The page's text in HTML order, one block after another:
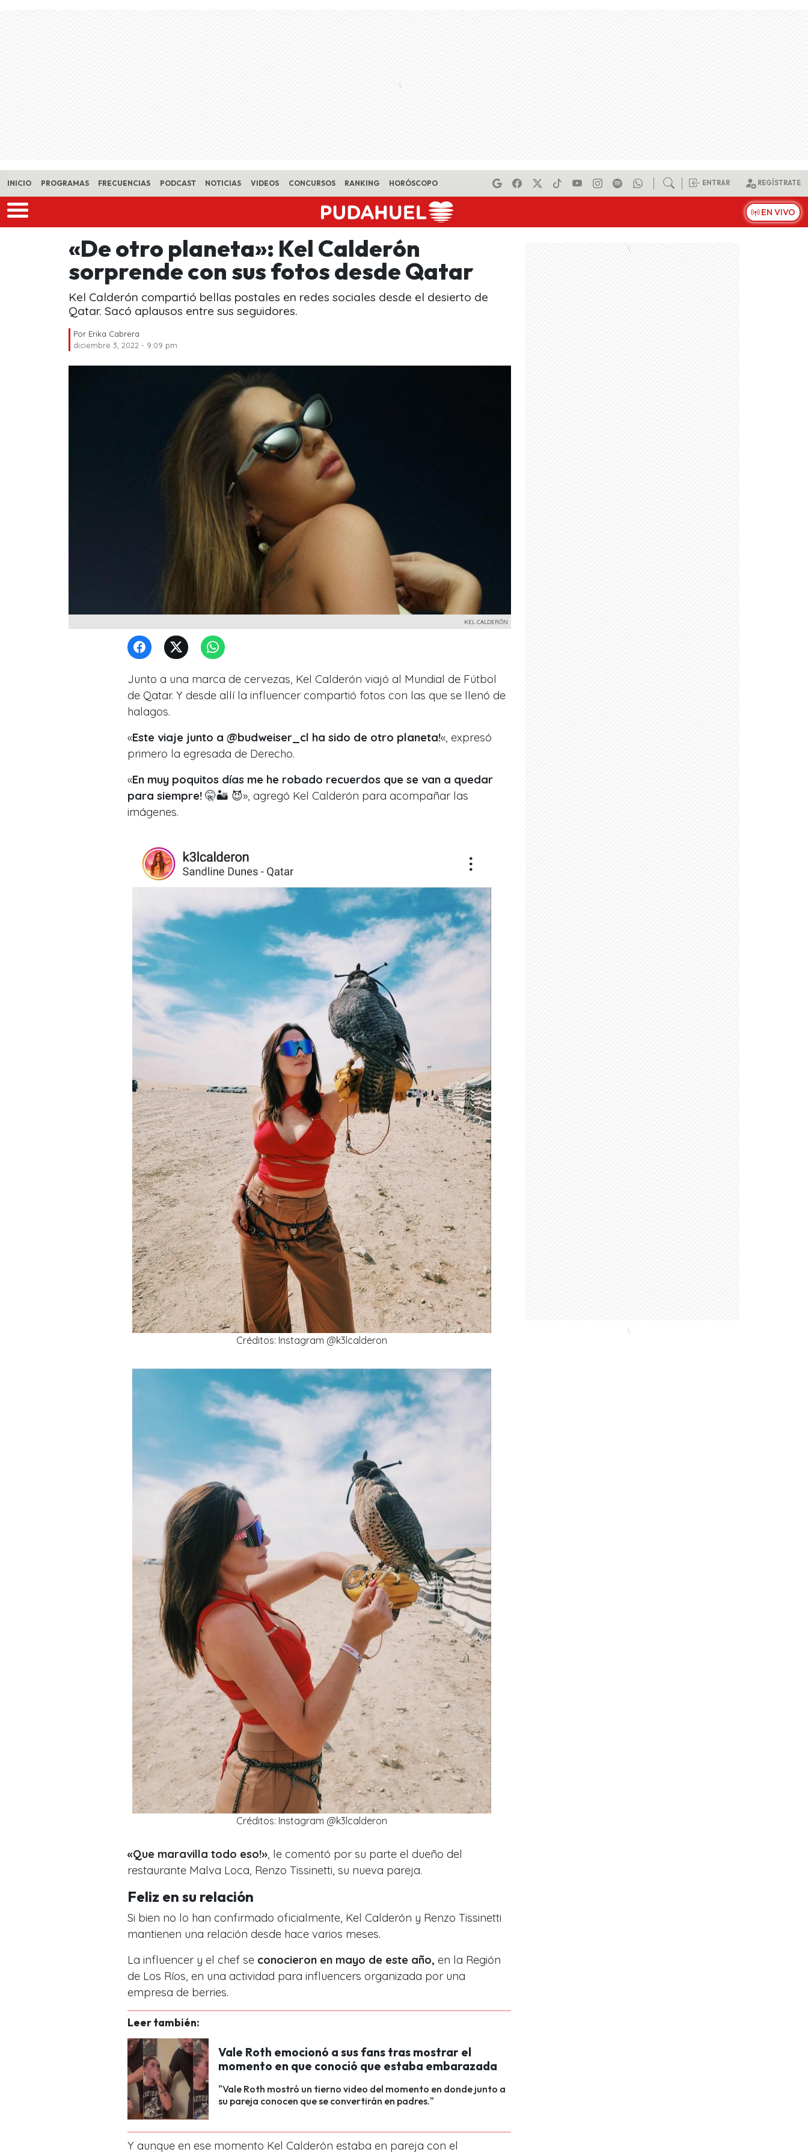
Skip to main content
INICIO PROGRAMAS FRECUENCIAS PODCAST NOTICIAS VIDEOS CONCURSOS RANKING HORÓSCOPO ENTRAR REGÍSTRATE
EN VIVO
«De otro planeta»: Kel Calderón
sorprende con sus fotos desde Qatar
Kel Calderón compartió bellas postales en redes sociales desde el desierto de
Qatar. Sacó aplausos entre sus seguidores.
Por Erika Cabrera
diciembre 3, 2022 - 9:09 pm
KEL CALDERÓN
Junto a una marca de cervezas, Kel Calderón viajó al Mundial de Fútbol
de Qatar. Y desde allí la influencer compartió fotos con las que se llenó de
halagos.
«Este viaje junto a @budweiser_cl ha sido de otro planeta!«, expresó
primero la egresada de Derecho.
«En muy poquitos días me he robado recuerdos que se van a quedar
para siempre! 🤫🏜 😈», agregó Kel Calderón para acompañar las
imágenes.
Créditos: Instagram @k3lcalderon
Créditos: Instagram @k3lcalderon
«Que maravilla todo eso!», le comentó por su parte el dueño del
restaurante Malva Loca, Renzo Tissinetti, su nueva pareja.
Feliz en su relación
Si bien no lo han confirmado oficialmente, Kel Calderón y Renzo Tissinetti
mantienen una relación desde hace varios meses.
La influencer y el chef se conocieron en mayo de este año, en la Región
de Los Ríos, en una actividad para influencers organizada por una
empresa de berries.
Leer también:
Vale Roth emocionó a sus fans tras mostrar el
momento en que conoció que estaba embarazada
"Vale Roth mostró un tierno video del momento en donde junto a
su pareja conocen que se convertirán en padres."
Y aunque en ese momento Kel Calderón estaba en pareja con el